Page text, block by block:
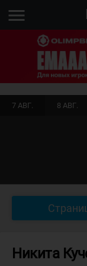
menu
7 АВГ. 8 АВГ.
Никита